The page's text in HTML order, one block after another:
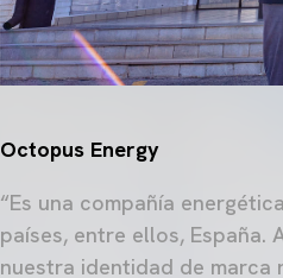
Octopus Energy
“Es una compañía
países, entre ellos, España.
nuestra identidad de marca